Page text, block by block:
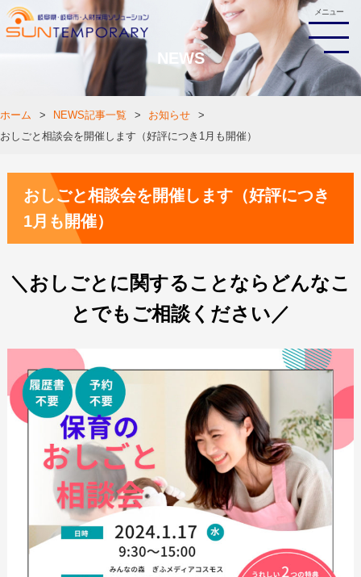
メニュー
NEWS
ホーム NEWS記事一覧
お知らせ
おしごと相談会を開催します（好評につき1月も開催）
おしごと相談会を開催します（好評につき
1月も開催）
＼おしごとに関することならどんなこ
とでもご相談ください／